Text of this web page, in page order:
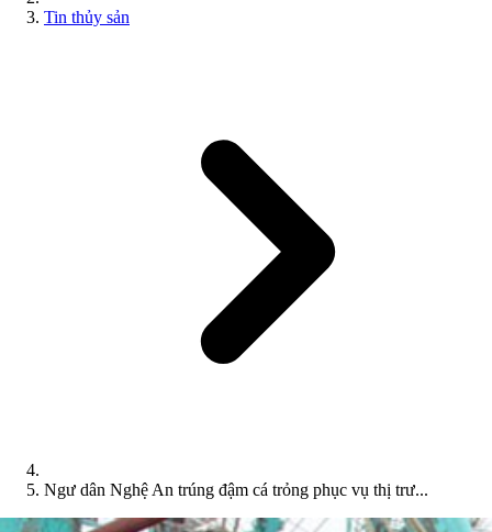
Tin thủy sản
Ngư dân Nghệ An trúng đậm cá trỏng phục vụ thị trư...